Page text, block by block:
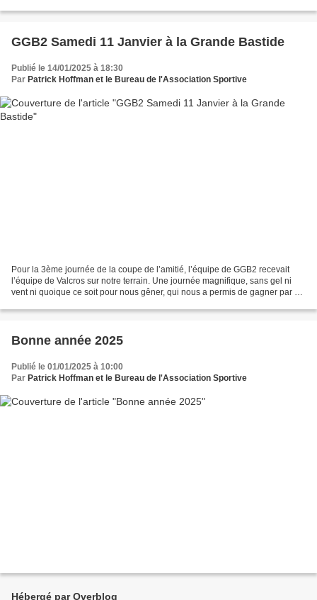
GGB2 Samedi 11 Janvier à la Grande Bastide
Publié le 14/01/2025 à 18:30
Par Patrick Hoffman et le Bureau de l'Association Sportive
Pour la 3ème journée de la coupe de l’amitié, l’équipe de GGB2 recevait
l’équipe de Valcros sur notre terrain. Une journée magnifique, sans gel ni
vent ni quoique ce soit pour nous gêner, qui nous a permis de gagner par un
Bonne année 2025
Publié le 01/01/2025 à 10:00
Par Patrick Hoffman et le Bureau de l'Association Sportive
Hébergé par Overblog